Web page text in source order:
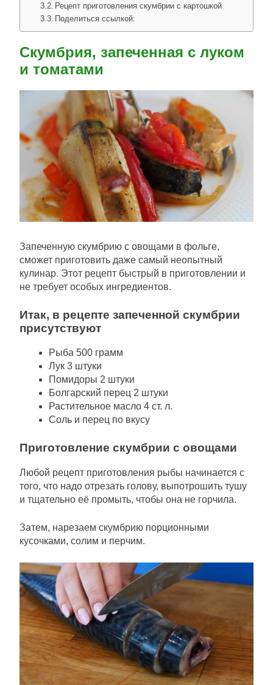
Рецепт приготовления скумбрии с картошкой
Поделиться ссылкой:
Скумбрия, запеченная с луком
и томатами
Запеченную скумбрию с овощами в фольге,
сможет приготовить даже самый неопытный
кулинар. Этот рецепт быстрый в приготовлении и
не требует особых ингредиентов.
Итак, в рецепте запеченной скумбрии
присутствуют
Рыба 500 грамм
Лук 3 штуки
Помидоры 2 штуки
Болгарский перец 2 штуки
Растительное масло 4 ст. л.
Соль и перец по вкусу
Приготовление скумбрии с овощами
Любой рецепт приготовления рыбы начинается с
того, что надо отрезать голову, выпотрошить тушу
и тщательно её промыть, чтобы она не горчила.
Затем, нарезаем скумбрию порционными
кусочками, солим и перчим.